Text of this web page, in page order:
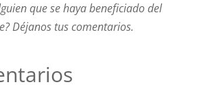
que se haya beneficiado del
Déjanos tus comentarios.